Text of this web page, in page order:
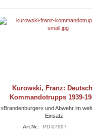
Kurowski, Franz:
Kommandotrupps 1939-
»Brandenburger« und Abwehr im
Einsatz
Art.Nr.: PD-07997